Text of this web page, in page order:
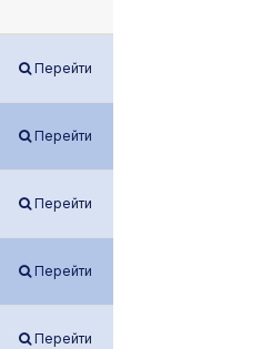
Перейти
Перейти
Перейти
Перейти
Перейти